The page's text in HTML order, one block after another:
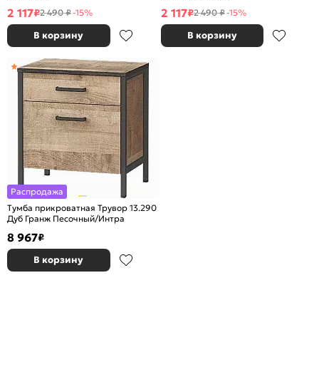
2 117₽2 490 ₽-15%
В корзину
2 117₽2 490 ₽-15%
В корзину
Распродажа
Тумба прикроватная Трувор 13.290
Дуб Гранж Песочный/Интра
8 967₽
В корзину